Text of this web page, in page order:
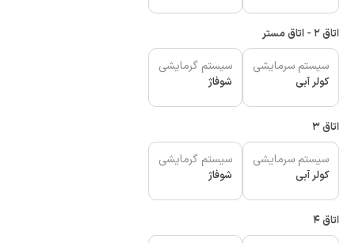
اتاق 2 - اتاق مستر
سیستم سرمایشی
کولر آبی
سیستم گرمایشی
شوفاژ
اتاق 3
سیستم سرمایشی
کولر آبی
سیستم گرمایشی
شوفاژ
اتاق 4